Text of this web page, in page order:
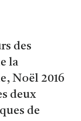
des
la
Noël 2016
deux
de